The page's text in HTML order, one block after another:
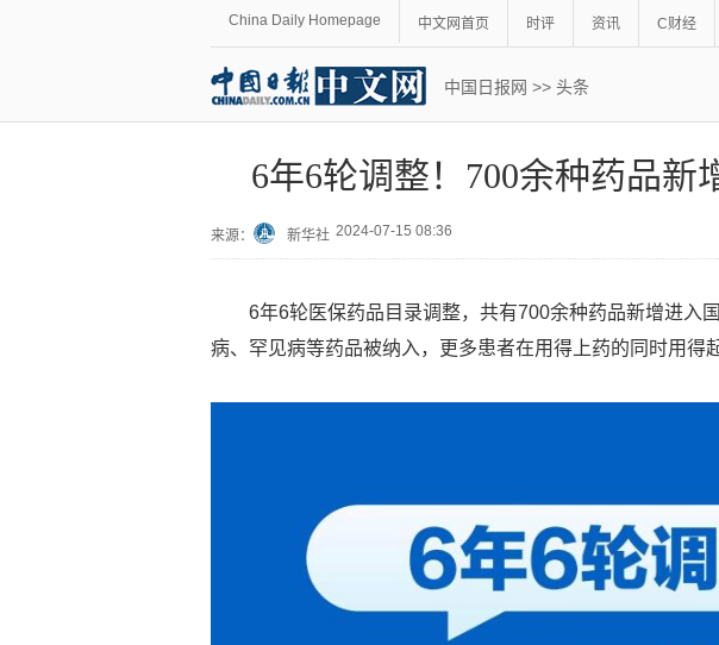
China Daily Homepage 中文网首页 时评 资讯 C财经
中国日报网 >> 头条
6年6轮调整！700余种药品新
来源： 新华社 2024-07-15 08:36
6年6轮医保药品目录调整，共有700余种药品新增进入
病、罕见病等药品被纳入，更多患者在用得上药的同时用得